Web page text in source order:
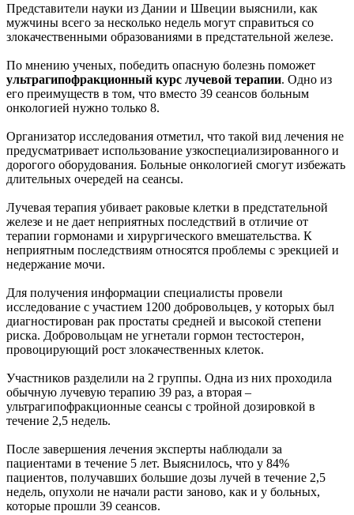
Представители науки из Дании и Швеции выяснили, как
мужчины всего за несколько недель могут справиться со
злокачественными образованиями в предстательной железе.
По мнению ученых, победить опасную болезнь поможет
ультрагипофракционный курс лучевой терапии. Одно из
его преимуществ в том, что вместо 39 сеансов больным
онкологией нужно только 8.
Организатор исследования отметил, что такой вид лечения не
предусматривает использование узкоспециализированного и
дорогого оборудования. Больные онкологией смогут избежать
длительных очередей на сеансы.
Лучевая терапия убивает раковые клетки в предстательной
железе и не дает неприятных последствий в отличие от
терапии гормонами и хирургического вмешательства. К
неприятным последствиям относятся проблемы с эрекцией и
недержание мочи.
Для получения информации специалисты провели
исследование с участием 1200 добровольцев, у которых был
диагностирован рак простаты средней и высокой степени
риска. Добровольцам не угнетали гормон тестостерон,
провоцирующий рост злокачественных клеток.
Участников разделили на 2 группы. Одна из них проходила
обычную лучевую терапию 39 раз, а вторая –
ультрагипофракционные сеансы с тройной дозировкой в
течение 2,5 недель.
После завершения лечения эксперты наблюдали за
пациентами в течение 5 лет. Выяснилось, что у 84%
пациентов, получавших большие дозы лучей в течение 2,5
недель, опухоли не начали расти заново, как и у больных,
которые прошли 39 сеансов.